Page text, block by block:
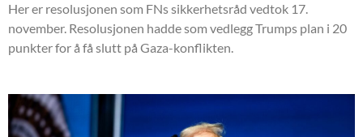
Her er resolusjonen som FNs sikkerhetsråd vedtok 17.
november. Resolusjonen hadde som vedlegg Trumps plan i 20
punkter for å få slutt på Gaza-konflikten.